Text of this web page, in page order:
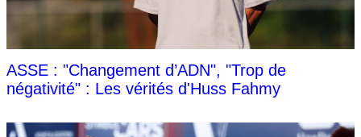
ASSE : "Changement d’ADN", "Trop de
négativité" : Les vérités d'Huss Fahmy